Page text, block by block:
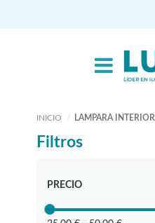
INICIO LAMPARA INTERIOR
Filtros
PRECIO